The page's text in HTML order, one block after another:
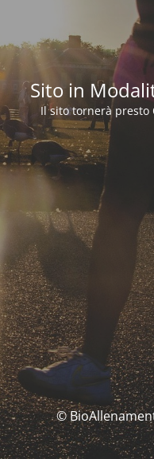
Sito in
Il sito tornerà presto
©